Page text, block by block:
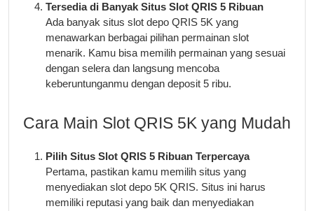
Tersedia di Banyak Situs Slot QRIS 5 Ribuan
Ada banyak situs slot depo QRIS 5K yang
menawarkan berbagai pilihan permainan slot
menarik. Kamu bisa memilih permainan yang sesuai
dengan selera dan langsung mencoba
keberuntunganmu dengan deposit 5 ribu.
Cara Main Slot QRIS 5K yang Mudah
Pilih Situs Slot QRIS 5 Ribuan Terpercaya
Pertama, pastikan kamu memilih situs yang
menyediakan slot depo 5K QRIS. Situs ini harus
memiliki reputasi yang baik dan menyediakan